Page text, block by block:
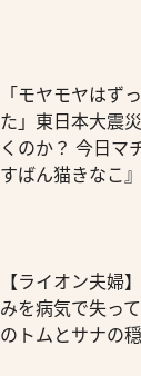
「モヤモヤはず
た」東日本大震
くのか？ 今日マ
すばん猫きなこ
【ライオン夫婦
みを病気で失っ
のトムとサナの